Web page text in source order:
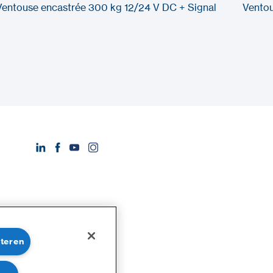
encastrée 300 kg 12/24 V DC + Signal